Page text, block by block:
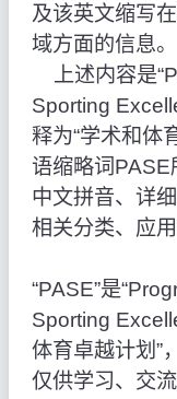
及该英文缩写
域方面的信息。
上述内容是
Sporting
释为“学术和体
语缩略词PASE
中文拼音、详
相关分类、应
“PASE”是
Sporting
体育卓越计划”
仅供学习、交